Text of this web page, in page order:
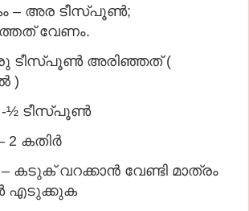
– അര ടീസ്പൂണ്‍;
വേണം.
ടീസ്പൂണ്‍ അരിഞ്ഞത് (
)
-½ ടീസ്പൂണ്‍
2 കതിര്‍
– കടുക് വറക്കാന്‍ വേണ്ടി മാത്രം
എടുക്കുക